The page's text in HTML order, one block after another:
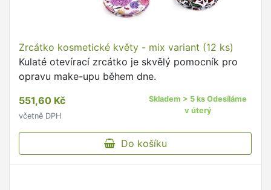
Zrcátko kosmetické květy - mix variant (12 ks)
Kulaté otevírací zrcátko je skvělý pomocník pro
opravu make-upu během dne.
551,60 Kč
včetně DPH
Skladem > 5 ks Odesíláme
v úterý
Do košíku